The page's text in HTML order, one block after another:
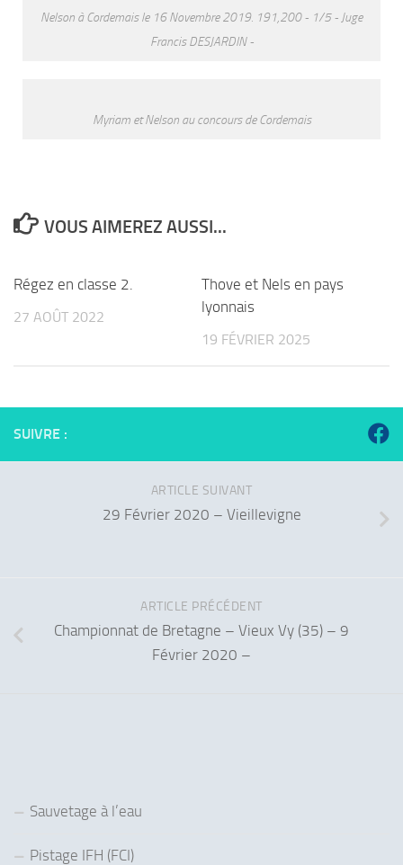
Nelson à Cordemais le 16 Novembre 2019. 191,200 - 1/5 - Juge
Francis DESJARDIN -
Myriam et Nelson au concours de Cordemais
VOUS AIMEREZ AUSSI...
Régez en classe 2.
27 AOÛT 2022
Thove et Nels en pays
lyonnais
19 FÉVRIER 2025
SUIVRE :
ARTICLE SUIVANT
29 Février 2020 – Vieillevigne
ARTICLE PRÉCÉDENT
Championnat de Bretagne – Vieux Vy (35) – 9
Février 2020 –
Sauvetage à l’eau
Pistage IFH (FCI)